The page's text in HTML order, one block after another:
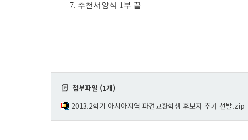
7. 추천서양식 1 부 끝
첨부파일 (1개)
2013.2학기 아시아지역 파견교환학생 후보자 추가 선발.zip